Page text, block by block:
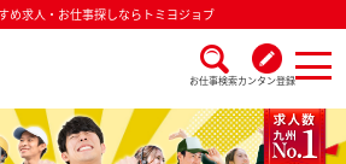
め求人・お仕事探しならトミヨジョブ
お仕事検索カンタン登録